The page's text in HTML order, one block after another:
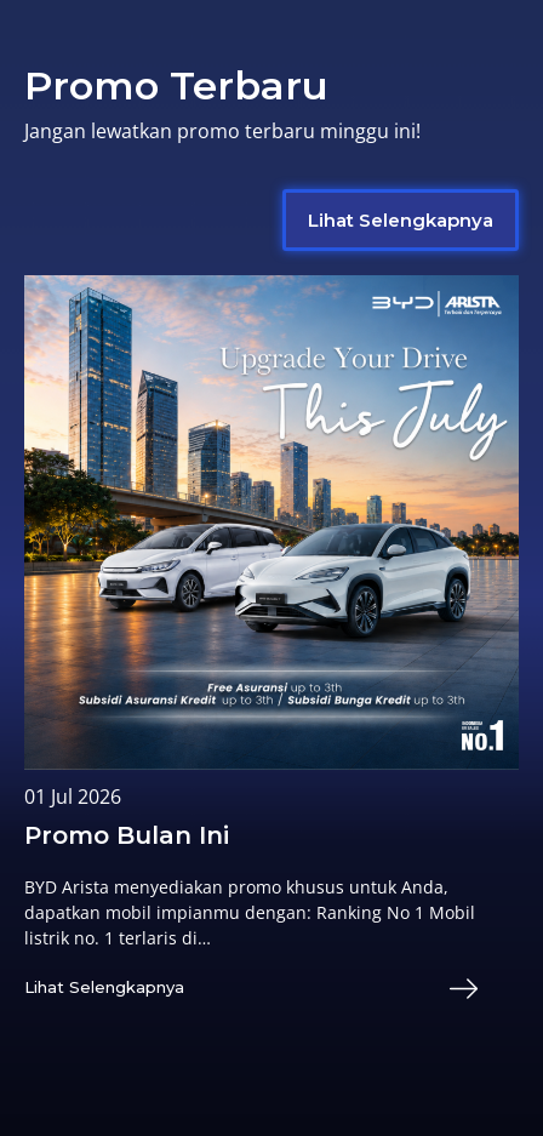
Promo Terbaru
Jangan lewatkan promo terbaru minggu ini!
Lihat Selengkapnya
01 Jul 2026
Promo Bulan Ini
BYD Arista menyediakan promo khusus untuk Anda,
dapatkan mobil impianmu dengan: Ranking No 1 Mobil
listrik no. 1 terlaris di…
Lihat Selengkapnya